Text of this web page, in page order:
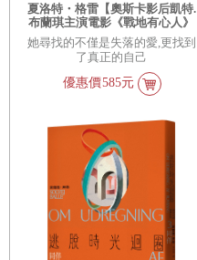
夏洛特・格雷【奧斯卡影后凱特.
布蘭琪主演電影《戰地有心人》
改編原著】
她尋找的不僅是失落的愛,更找到
了真正的自己
優惠價585元